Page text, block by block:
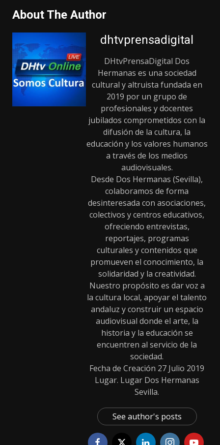
About The Author
dhtvprensadigital
DHtvPrensaDigital Dos
Hermanas es una sociedad
cultural y altruista fundada en
2019 por un grupo de
profesionales y docentes
jubilados comprometidos con la
difusión de la cultura, la
educación y los valores humanos
a través de los medios
audiovisuales.
Desde Dos Hermanas (Sevilla),
colaboramos de forma
desinteresada con asociaciones,
colectivos y centros educativos,
ofreciendo entrevistas,
reportajes, programas
culturales y contenidos que
promueven el conocimiento, la
solidaridad y la creatividad.
Nuestro propósito es dar voz a
la cultura local, apoyar el talento
andaluz y construir un espacio
audiovisual donde el arte, la
historia y la educación se
encuentren al servicio de la
sociedad.
Fecha de Creación 27 Julio 2019
Lugar. Lugar Dos Hermanas
Sevilla.
See author's posts